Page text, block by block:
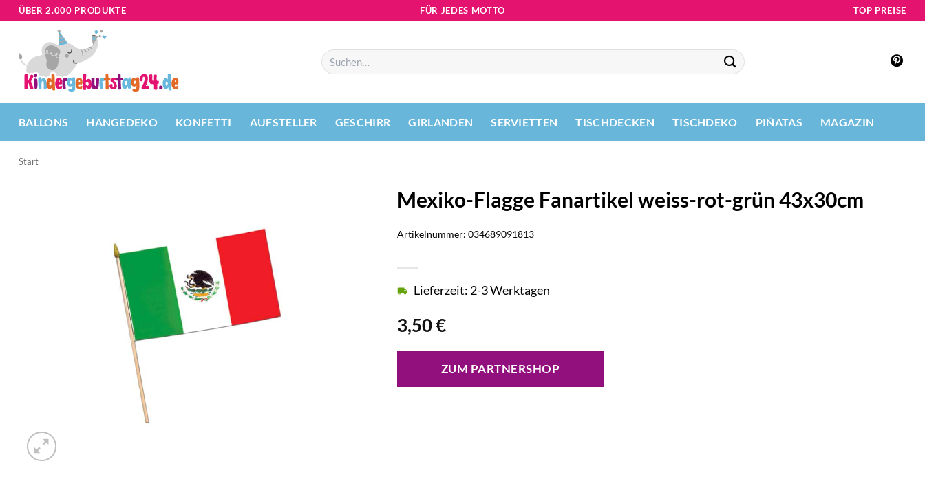
Zum
springen
ÜBER 2.000 PRODUKTE FÜR JEDES MOTTO TOP PREISE
Suchen
nach:
BALLONS HÄNGEDEKO KONFETTI AUFSTELLER GESCHIRR GIRLANDEN SERVIETTEN TISCHDECKEN TISCHDEKO PIÑATAS MAGAZIN
Start
Mexiko-Flagge Fanartikel weiss-rot-grün 43x30cm
3,50€
Lieferzeit: 2-3 Werktagen
ZUM PARTNERSHOP
Artikelnummer: 034689091813